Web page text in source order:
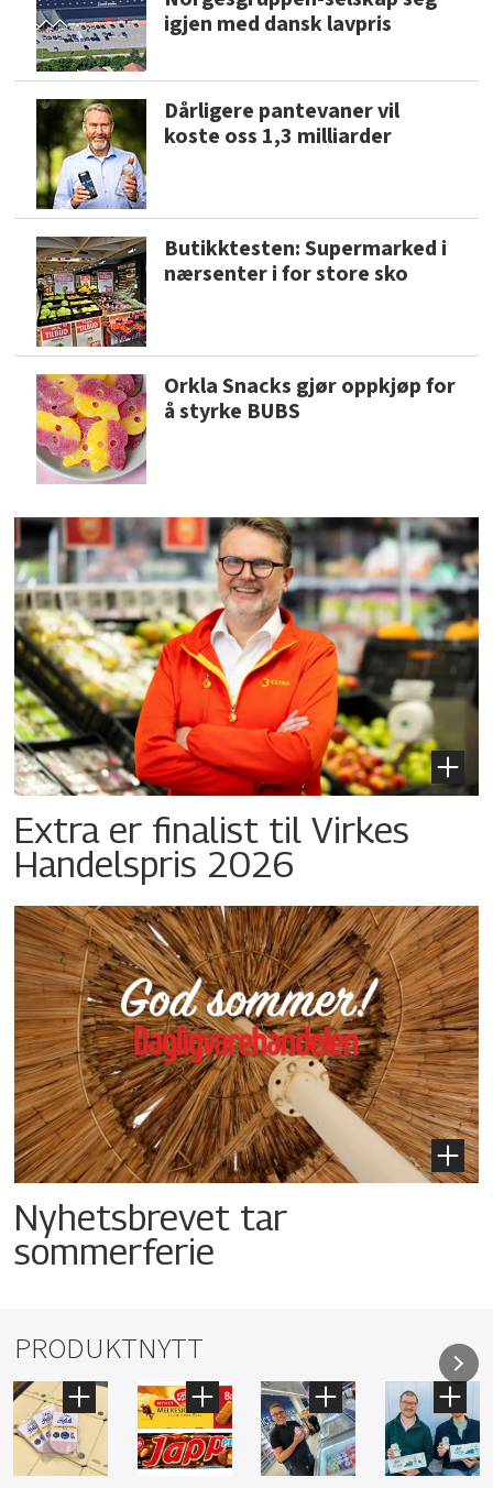
igjen med dansk lavpris
Dårligere pantevaner vil
koste oss 1,3 milliarder
Butikktesten: Supermarked i
nærsenter i for store sko
Orkla Snacks gjør oppkjøp for
å styrke BUBS
Extra er finalist til Virkes
Handelspris 2026
Nyhetsbrevet tar
sommerferie
PRODUKTNYTT